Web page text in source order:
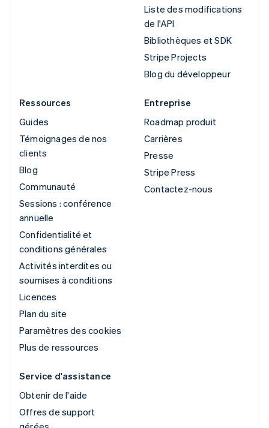
Liste des modifications
de l'API
Bibliothèques et SDK
Stripe Projects
Blog du développeur
Ressources
Guides
Témoignages de nos
clients
Blog
Communauté
Sessions : conférence
annuelle
Confidentialité et
conditions générales
Activités interdites ou
soumises à conditions
Licences
Plan du site
Paramètres des cookies
Plus de ressources
Entreprise
Roadmap produit
Carrières
Presse
Stripe Press
Contactez-nous
Service d'assistance
Obtenir de l'aide
Offres de support